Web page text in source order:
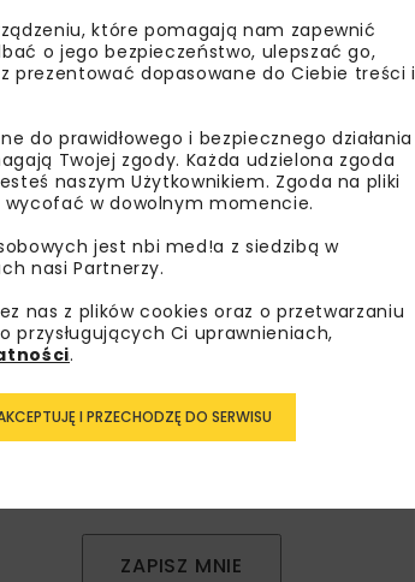
od nas
i dedykowane akcje
ZAPISZ MNIE
które pomagają nam zapewnić
o jego bezpieczeństwo, ulepszać go,
prezentować dopasowane do Ciebie treści i
do prawidłowego i bezpiecznego działania
Twojej zgody. Każda udzielona zgoda
naszym Użytkownikiem. Zgoda na pliki
w dowolnym momencie.
jest nbi med!a z siedzibą w
nasi Partnerzy.
nas z plików cookies oraz o przetwarzaniu
przysługujących Ci uprawnieniach,
.
I PRZECHODZĘ DO SERWISU